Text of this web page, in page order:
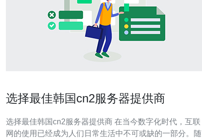
选择最佳韩国cn2服务器提供商
选择最佳韩国cn2服务器提供商 在当今数字化时代，互联
网的使用已经成为人们日常生活中不可或缺的一部分。随